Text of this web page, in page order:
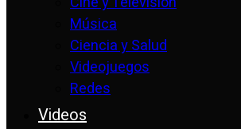
Música
Ciencia y Salud
Videojuegos
Redes
Videos